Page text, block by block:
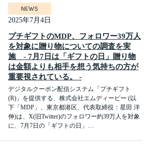
NEWS
2025年7月4日
プチギフトのMDP、フォロワー39万人
を対象に贈り物についての調査を実
施 - 7月7日は「ギフトの日」贈り物
は金額よりも相手を想う気持ちの方が
重要視されている。 -
デジタルクーポン配信システム「プチギフト
(R)」を提供する、株式会社エムディーピー (以
下「MDP」、東京都港区、代表取締役：星田 洋
伸)は、X(旧Twitter)のフォロワー約39万人を対象
に、7月7日の「ギフトの日」…